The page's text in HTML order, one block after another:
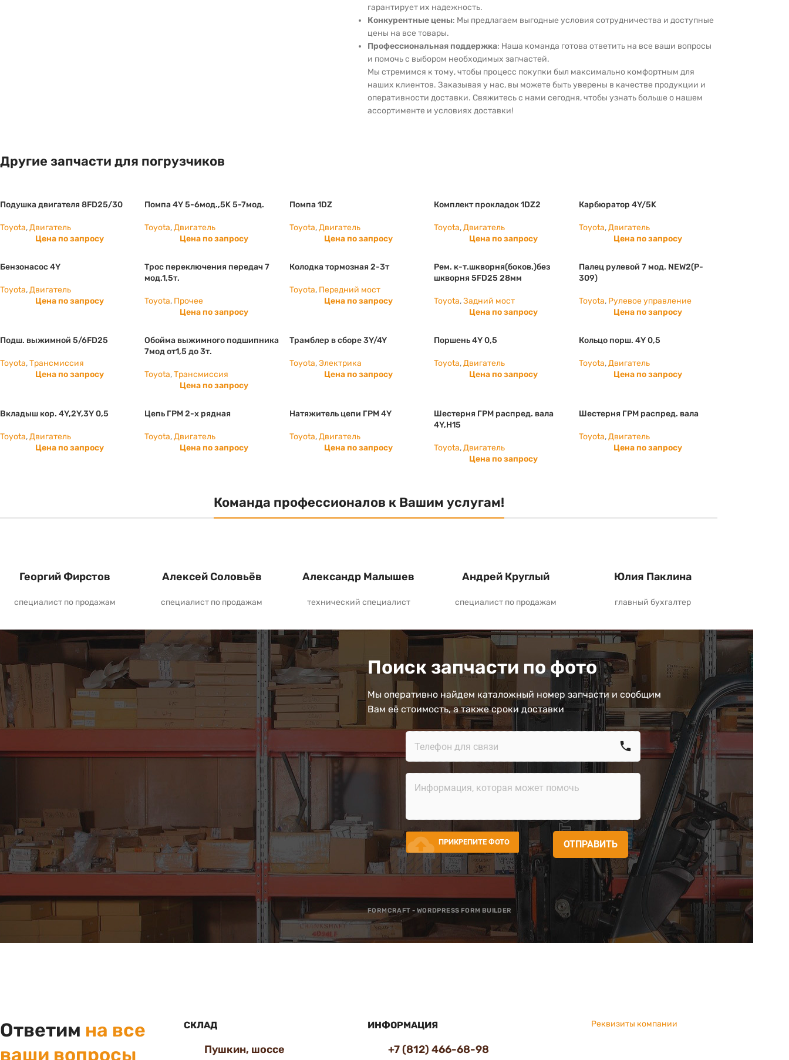
гарантирует их надежность.
Конкурентные цены: Мы предлагаем выгодные условия сотрудничества и доступные
цены на все товары.
Профессиональная поддержка: Наша команда готова ответить на все ваши вопросы
и помочь с выбором необходимых запчастей.
Мы стремимся к тому, чтобы процесс покупки был максимально комфортным для
наших клиентов. Заказывая у нас, вы можете быть уверены в качестве продукции и
оперативности доставки. Свяжитесь с нами сегодня, чтобы узнать больше о нашем
ассортименте и условиях доставки!
Другие запчасти для погрузчиков
Подушка двигателя 8FD25/30
Toyota,Двигатель
Цена по запросу
Помпа 4Y 5-6мод.,5K 5-7мод.
Toyota,Двигатель
Цена по запросу
Помпа 1DZ
Toyota,Двигатель
Цена по запросу
Комплект прокладок 1DZ2
Toyota,Двигатель
Цена по запросу
Карбюратор 4Y/5K
Toyota, Двигатель
Цена по запросу
Бензонасос 4Y
Toyota,Двигатель
Цена по запросу
Трос переключения передач 7
мод.1,5т.
Toyota, Прочее
Цена по запросу
Колодка тормозная 2-3т
Toyota, Передний мост
Цена по запросу
Рем. к-т.шкворня(боков.)без
шкворня 5FD25 28мм
Toyota,Задний мост
Цена по запросу
Палец рулевой 7 мод. NEW2(P-
309)
Toyota, Рулевое управление
Цена по запросу
Подш. выжимной 5/6FD25
Toyota,Трансмиссия
Цена по запросу
Обойма выжимного подшипника
7мод от1,5 до 3т.
Toyota,Трансмиссия
Цена по запросу
Трамблер в сборе 3Y/4Y
Toyota,Электрика
Цена по запросу
Поршень 4Y 0,5
Toyota,Двигатель
Цена по запросу
Кольцо порш. 4Y 0,5
Toyota, Двигатель
Цена по запросу
Вкладыш кор. 4Y,2Y,3Y 0,5
Toyota,Двигатель
Цена по запросу
Цепь ГРМ 2-х рядная
Toyota,Двигатель
Цена по запросу
Натяжитель цепи ГРМ 4Y
Toyota,Двигатель
Цена по запросу
Шестерня ГРМ распред. вала
4Y,H15
Toyota,Двигатель
Цена по запросу
Шестерня ГРМ распред. вала
Toyota, Двигатель
Цена по запросу
Команда профессионалов к Вашим услугам!
Георгий Фирстов
специалист по продажам
Алексей Соловьёв
специалист по продажам
Александр Малышев
технический специалист
Андрей Круглый
специалист по продажам
Юлия Паклина
главный бухгалтер
Поиск запчасти по фото
Мы оперативно найдем каталожный номер запчасти и сообщим
Вам её стоимость, а также сроки доставки
call
cloud_upload ПРИКРЕПИТЕ ФОТО ОТПРАВИТЬ
FORMCRAFT - WORDPRESS FORM BUILDER
Ответим на все
ваши вопросы
СКЛАД
Пушкин, шоссе
ИНФОРМАЦИЯ
+7 (812) 466-68-98
Реквизиты компании